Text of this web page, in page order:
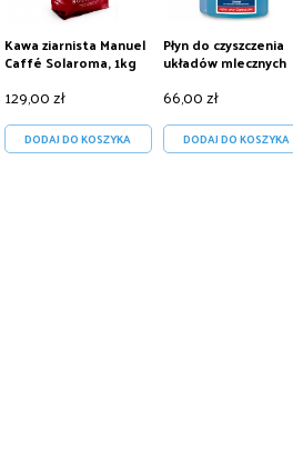
Kawa ziarnista Manuel
Caffé Solaroma, 1kg
129,00 zł
DODAJ DO KOSZYKA
Płyn do czyszczenia
układów mlecznych
66,00 zł
DODAJ DO KOSZYKA